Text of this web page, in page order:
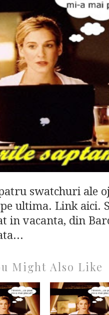
swatchuri ale
ultima. Link aici.
in vacanta, din
Might Also Like